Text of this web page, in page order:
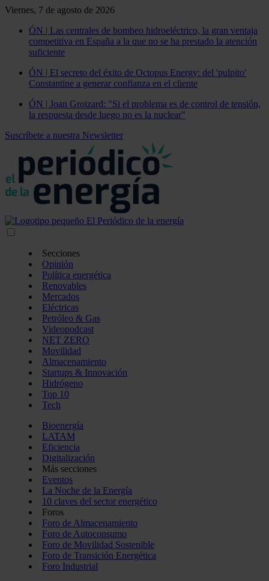
Viernes, 7 de agosto de 2026
ÓN | Las centrales de bombeo hidroeléctrico, la gran ventaja
competitiva en España a la que no se ha prestado la atención
suficiente
ÓN | El secreto del éxito de Octopus Energy: del 'pulpito'
Constantine a generar confianza en el cliente
ÓN | Joan Groizard: "Si el problema es de control de tensión,
la respuesta desde luego no es la nuclear"
Suscríbete a nuestra Newsletter
Secciones
Opinión
Política energética
Renovables
Mercados
Eléctricas
Petróleo & Gas
Videopodcast
NET ZERO
Movilidad
Almacenamiento
Startups & Innovación
Hidrógeno
Top 10
Tech
Bioenergía
LATAM
Eficiencia
Digitalización
Más secciones
Eventos
La Noche de la Energía
10 claves del sector energético
Foros
Foro de Almacenamiento
Foro de Autoconsumo
Foro de Movilidad Sostenible
Foro de Transición Energética
Foro Industrial